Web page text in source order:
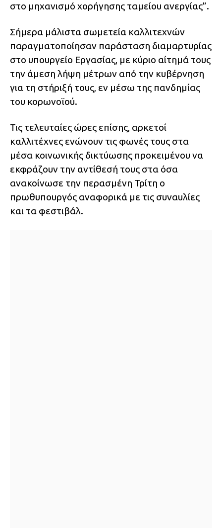
στο μηχανισμό χορήγησης ταμείου ανεργίας”.
Σήμερα μάλιστα σωμετεία καλλιτεχνών
παραγματοποίησαν παράσταση διαμαρτυρίας
στο υπουργείο Εργασίας, με κύριο αίτημά τους
την άμεση λήψη μέτρων από την κυβέρνηση
για τη στήριξή τους, εν μέσω της πανδημίας
του κορωνοϊού.
Τις τελευταίες ώρες επίσης, αρκετοί
καλλιτέχνες ενώνουν τις φωνές τους στα
μέσα κοινωνικής δικτύωσης προκειμένου να
εκφράζουν την αντίθεσή τους στα όσα
ανακοίνωσε την περασμένη Τρίτη ο
πρωθυπουργός αναφορικά με τις συναυλίες
και τα φεστιβάλ.